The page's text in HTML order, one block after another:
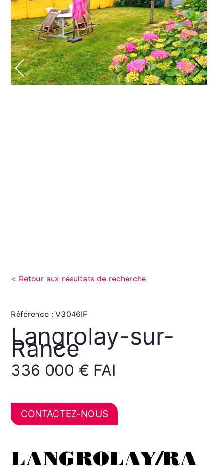
Retour aux résultats de recherche
Référence : V3046IF
Langrolay-sur-
Rance
336 000 € FAI
CONTACTEZ-NOUS
LANGROLAY/RA